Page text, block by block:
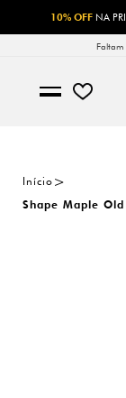
10% OFF NA
Faltam
Início
Shape Maple